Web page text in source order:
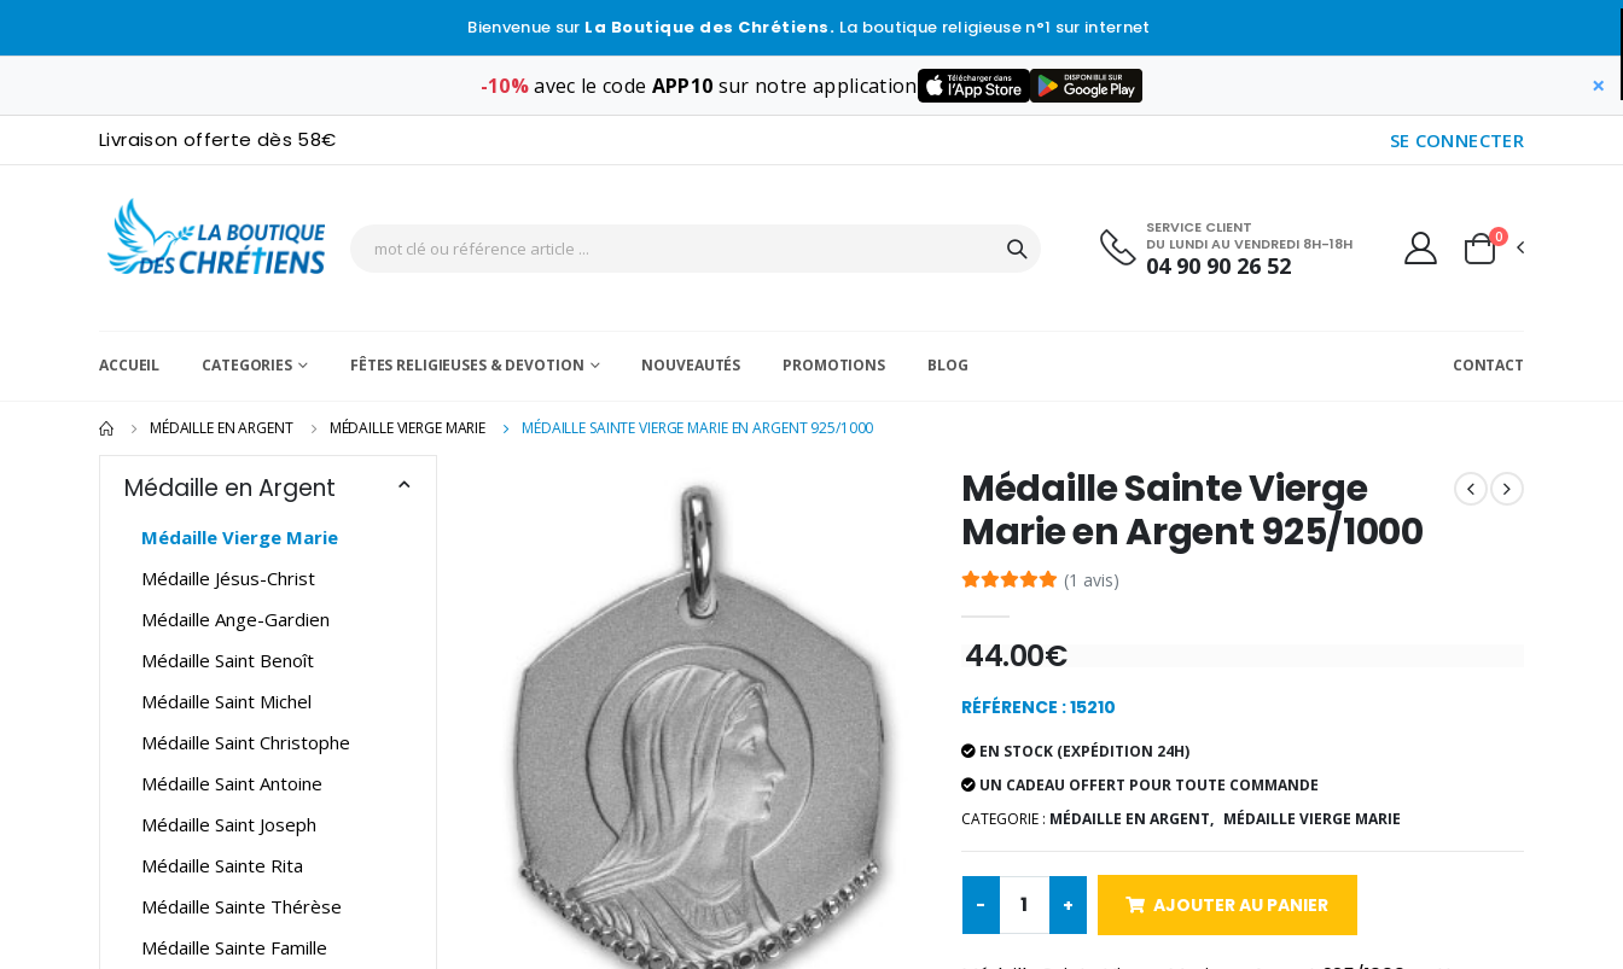
Bienvenue sur La Boutique des Chrétiens. La boutique religieuse n°1 sur internet
-10%avec le code APP10 sur notre application ×
Livraison offerte dès 58€ SE CONNECTER
SERVICE CLIENT
DU LUNDI AU VENDREDI 8H-18H
04 90 90 26 52
0
ACCUEIL CATEGORIES FÊTES RELIGIEUSES & DEVOTION NOUVEAUTÉS PROMOTIONS BLOG CONTACT
MÉDAILLE EN ARGENT MÉDAILLE VIERGE MARIE MÉDAILLE SAINTE VIERGE MARIE EN ARGENT 925/1000
Médaille en Argent
Médaille Vierge Marie
Médaille Jésus-Christ
Médaille Ange-Gardien
Médaille Saint Benoît
Médaille Saint Michel
Médaille Saint Christophe
Médaille Saint Antoine
Médaille Saint Joseph
Médaille Sainte Rita
Médaille Sainte Thérèse
Médaille Sainte Famille
Médaille Sainte Vierge
Marie en Argent 925/1000
(1 avis)
44.00€
RÉFÉRENCE : 15210
EN STOCK (EXPÉDITION 24H)
UN CADEAU OFFERT POUR TOUTE COMMANDE
CATEGORIE : MÉDAILLE EN ARGENT, MÉDAILLE VIERGE MARIE
- + AJOUTER AU PANIER